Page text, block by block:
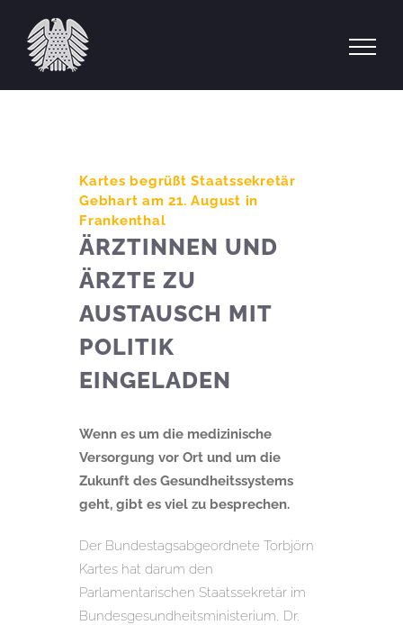
Inhalt
springen
Kartes begrüßt Staatssekretär
Gebhart am 21. August in
Frankenthal
ÄRZTINNEN UND
ÄRZTE ZU
AUSTAUSCH MIT
POLITIK
EINGELADEN
Wenn es um die medizinische
Versorgung vor Ort und um die
Zukunft des Gesundheitssystems
geht, gibt es viel zu besprechen.
Der Bundestagsabgeordnete Torbjörn
Kartes hat darum den
Parlamentarischen Staatssekretär im
Bundesgesundheitsministerium, Dr.